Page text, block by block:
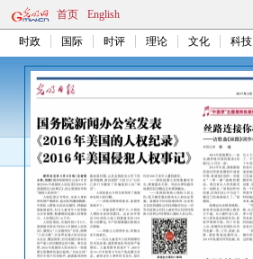
首页 English
时政 国际 时评 理论 文化 科技